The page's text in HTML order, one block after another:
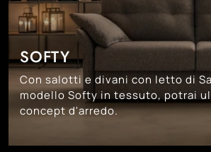
SOFTY
Con salotti e divani con letto di
modello Softy in tessuto, potrai
concept d'arredo.